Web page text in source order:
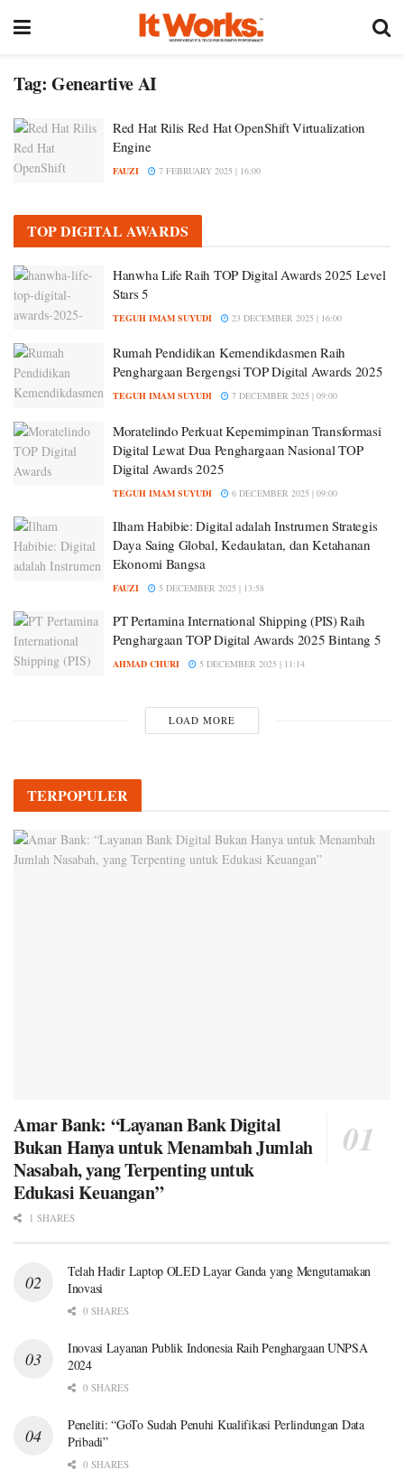
Tag: Geneartive AI
Red Hat Rilis Red Hat OpenShift Virtualization
Engine
FAUZI 7 FEBRUARY 2025 | 16:00
TOP DIGITAL AWARDS
Hanwha Life Raih TOP Digital Awards 2025 Level
Stars 5
TEGUH IMAM SUYUDI 23 DECEMBER 2025 | 16:00
Rumah Pendidikan Kemendikdasmen Raih
Penghargaan Bergengsi TOP Digital Awards 2025
TEGUH IMAM SUYUDI 7 DECEMBER 2025 | 09:00
Moratelindo Perkuat Kepemimpinan Transformasi
Digital Lewat Dua Penghargaan Nasional TOP
Digital Awards 2025
TEGUH IMAM SUYUDI 6 DECEMBER 2025 | 09:00
Ilham Habibie: Digital adalah Instrumen Strategis
Daya Saing Global, Kedaulatan, dan Ketahanan
Ekonomi Bangsa
FAUZI 5 DECEMBER 2025 | 13:58
PT Pertamina International Shipping (PIS) Raih
Penghargaan TOP Digital Awards 2025 Bintang 5
AHMAD CHURI 5 DECEMBER 2025 | 11:14
LOAD MORE
TERPOPULER
Amar Bank: “Layanan Bank Digital
Bukan Hanya untuk Menambah Jumlah
Nasabah, yang Terpenting untuk
Edukasi Keuangan”
1 SHARES
Telah Hadir Laptop OLED Layar Ganda yang Mengutamakan
Inovasi
0 SHARES
Inovasi Layanan Publik Indonesia Raih Penghargaan UNPSA
2024
0 SHARES
Peneliti: “GoTo Sudah Penuhi Kualifikasi Perlindungan Data
Pribadi”
0 SHARES